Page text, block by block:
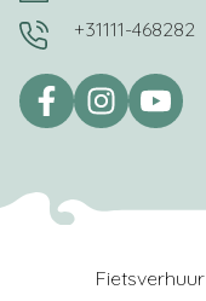
+31111-468282
Fietsverhuur